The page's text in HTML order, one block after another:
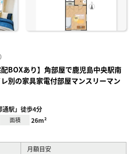
配BOXあり】角部屋で鹿児島中央駅南
別の家具家電付部屋マンスリーマン
通駅」徒歩4分
面積 26m²
月額目安